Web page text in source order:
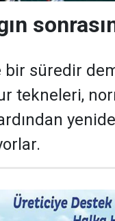
süredir
tekneleri,